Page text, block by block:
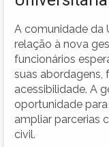
A comunidade da
relação à nova
funcionários
suas abordagens,
acessibilidade. A
oportunidade
ampliar parcerias
civil.